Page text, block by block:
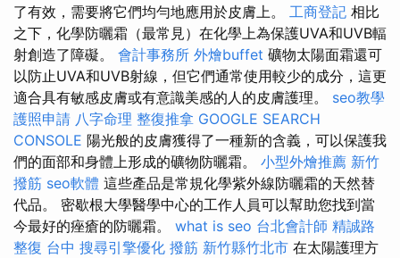
了有效，需要將它們均勻地應用於皮膚上。 工商登記 相比
之下，化學防曬霜（最常見）在化學上為保護UVA和UVB輻
射創造了障礙。 會計事務所 外燴buffet 礦物太陽面霜還可
以防止UVA和UVB射線，但它們通常使用較少的成分，這更
適合具有敏感皮膚或有意識美感的人的皮膚護理。 seo教學
護照申請 八字命理 整復推拿 GOOGLE SEARCH
CONSOLE 陽光般的皮膚獲得了一種新的含義，可以保護我
們的面部和身體上形成的礦物防曬霜。 小型外燴推薦 新竹
撥筋 seo軟體 這些產品是常規化學紫外線防曬霜的天然替
代品。 密歇根大學醫學中心的工作人員可以幫助您找到當
今最好的痤瘡的防曬霜。 what is seo 台北會計師 精誠路
整復 台中 搜尋引擎優化 撥筋 新竹縣竹北市 在太陽護理方